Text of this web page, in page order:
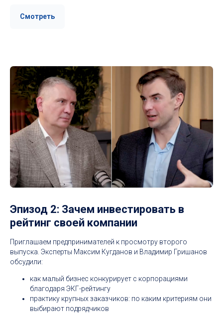
Смотреть
Эпизод 2: Зачем инвестировать в
рейтинг своей компании
Приглашаем предпринимателей к просмотру второго
выпуска. Эксперты Максим Кугданов и Владимир Гришанов
обсудили:
как малый бизнес конкурирует с корпорациями
благодаря ЭКГ-рейтингу
практику крупных заказчиков: по каким критериям они
выбирают подрядчиков